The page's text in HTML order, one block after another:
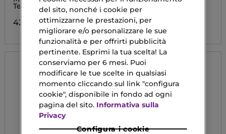
Tenuta Waterproof
42,40 €
Da 6,41 €
del sito, nonché i cookie per
ottimizzarne le prestazioni, per
migliorare e/o personalizzare le sue
funzionalità e per offrirti pubblicità
pertinente. Esprimi la tua scelta! La
conserviamo per 6 mesi. Puoi
modificare le tue scelte in qualsiasi
momento cliccando sul link "configura
cookie", disponibile in fondo ad ogni
pagina del sito. Informativa sulla
Privacy
Configura i cookie